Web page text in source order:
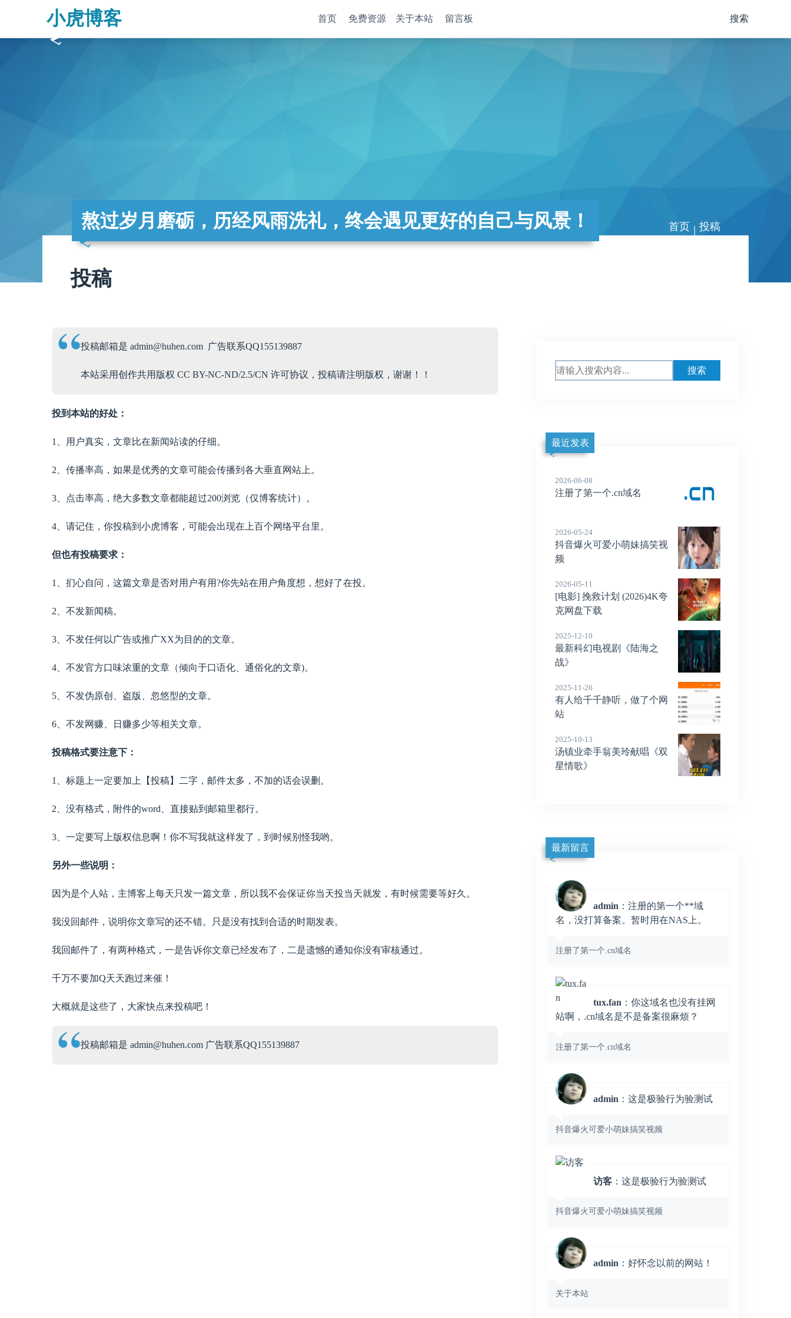
小虎博客 首页 免费资源 关于本站 留言板 搜索
熬过岁月磨砺，历经风雨洗礼，终会遇见更好的自己与风景！ 首页 | 投稿
投稿
投稿邮箱是 admin@huhen.com 广告联系QQ155139887
本站采用创作共用版权 CC BY-NC-ND/2.5/CN 许可协议，投稿请注明版权，谢谢！！
投到本站的好处：
1、用户真实，文章比在新闻站读的仔细。
2、传播率高，如果是优秀的文章可能会传播到各大垂直网站上。
3、点击率高，绝大多数文章都能超过200浏览（仅博客统计）。
4、请记住，你投稿到小虎博客，可能会出现在上百个网络平台里。
但也有投稿要求：
1、扪心自问，这篇文章是否对用户有用?你先站在用户角度想，想好了在投。
2、不发新闻稿。
3、不发任何以广告或推广XX为目的的文章。
4、不发官方口味浓重的文章（倾向于口语化、通俗化的文章)。
5、不发伪原创、盗版、忽悠型的文章。
6、不发网赚、日赚多少等相关文章。
投稿格式要注意下：
1、标题上一定要加上【投稿】二字，邮件太多，不加的话会误删。
2、没有格式，附件的word、直接贴到邮箱里都行。
3、一定要写上版权信息啊！你不写我就这样发了，到时候别怪我哟。
另外一些说明：
因为是个人站，主博客上每天只发一篇文章，所以我不会保证你当天投当天就发，有时候需要等好久。
我没回邮件，说明你文章写的还不错。只是没有找到合适的时期发表。
我回邮件了，有两种格式，一是告诉你文章已经发布了，二是遗憾的通知你没有审核通过。
千万不要加Q天天跑过来催！
大概就是这些了，大家快点来投稿吧！
投稿邮箱是 admin@huhen.com 广告联系QQ155139887
最近发表
2026-06-08
注册了第一个.cn域名
2026-05-24
抖音爆火可爱小萌妹搞笑视
频
2026-05-11
[电影] 挽救计划 (2026)4K夸
克网盘下载
2025-12-10
最新科幻电视剧《陆海之
战》
2025-11-26
有人给千千静听，做了个网
站
2025-10-13
汤镇业牵手翁美玲献唱《双
星情歌》
最新留言
admin ：注册的第一个**域
名，没打算备案。暂时用在NAS上。
注册了第一个.cn域名
tux.fan ：你这域名也没有挂网
站啊，.cn域名是不是备案很麻烦？
注册了第一个.cn域名
admin ：这是极验行为验测试
抖音爆火可爱小萌妹搞笑视频
访客 ：这是极验行为验测试
抖音爆火可爱小萌妹搞笑视频
admin ：好怀念以前的网站！
关于本站